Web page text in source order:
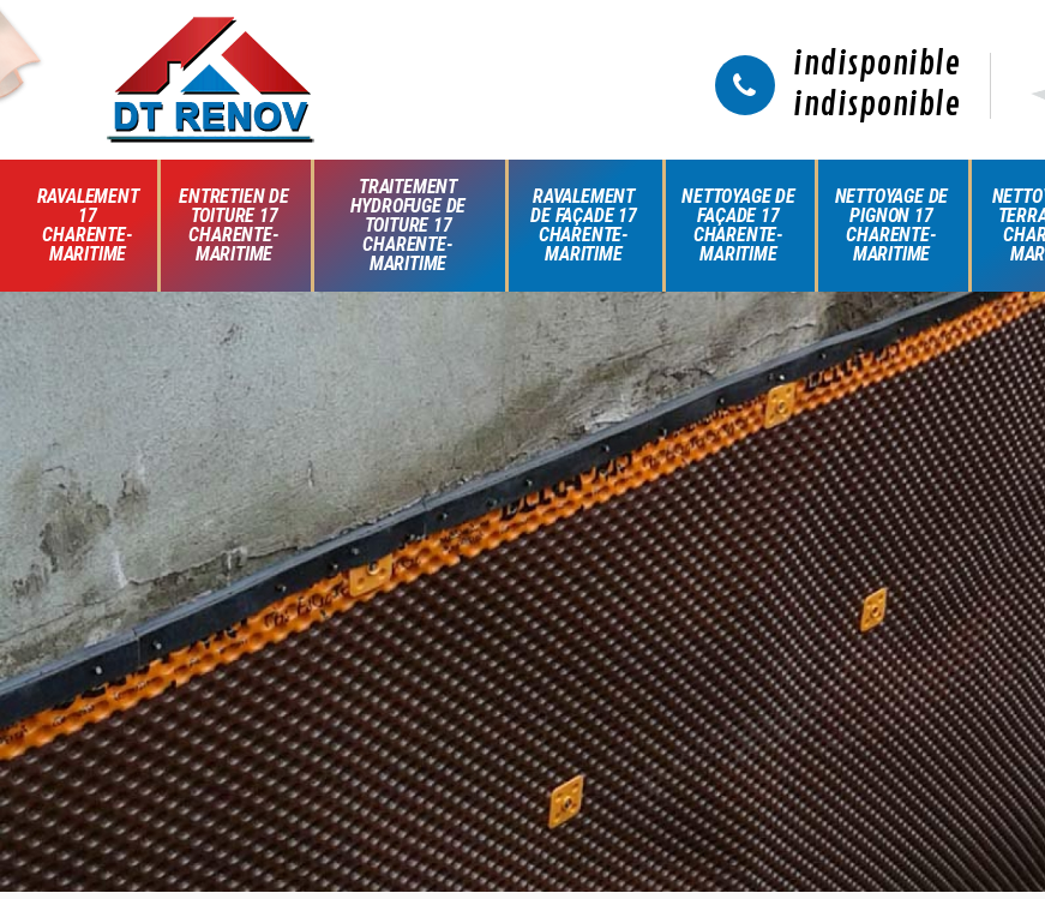
indisponible
indisponible
RAVALEMENT
17
CHARENTE-
MARITIME
ENTRETIEN DE
TOITURE 17
CHARENTE-
MARITIME
TRAITEMENT
HYDROFUGE DE
TOITURE 17
CHARENTE-
MARITIME
RAVALEMENT
DE FAÇADE 17
CHARENTE-
MARITIME
NETTOYAGE DE
FAÇADE 17
CHARENTE-
MARITIME
NETTOYAGE DE
PIGNON 17
CHARENTE-
MARITIME